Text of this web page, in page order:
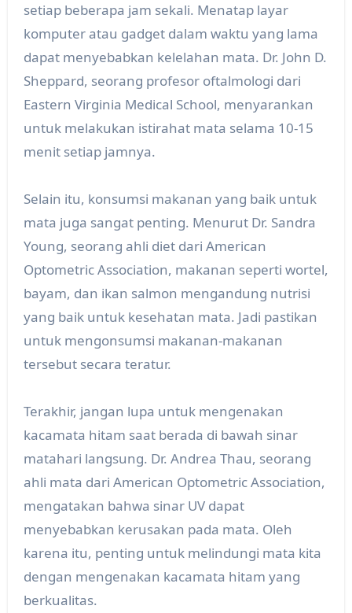
setiap beberapa jam sekali. Menatap layar
komputer atau gadget dalam waktu yang lama
dapat menyebabkan kelelahan mata. Dr. John D.
Sheppard, seorang profesor oftalmologi dari
Eastern Virginia Medical School, menyarankan
untuk melakukan istirahat mata selama 10-15
menit setiap jamnya.
Selain itu, konsumsi makanan yang baik untuk
mata juga sangat penting. Menurut Dr. Sandra
Young, seorang ahli diet dari American
Optometric Association, makanan seperti wortel,
bayam, dan ikan salmon mengandung nutrisi
yang baik untuk kesehatan mata. Jadi pastikan
untuk mengonsumsi makanan-makanan
tersebut secara teratur.
Terakhir, jangan lupa untuk mengenakan
kacamata hitam saat berada di bawah sinar
matahari langsung. Dr. Andrea Thau, seorang
ahli mata dari American Optometric Association,
mengatakan bahwa sinar UV dapat
menyebabkan kerusakan pada mata. Oleh
karena itu, penting untuk melindungi mata kita
dengan mengenakan kacamata hitam yang
berkualitas.